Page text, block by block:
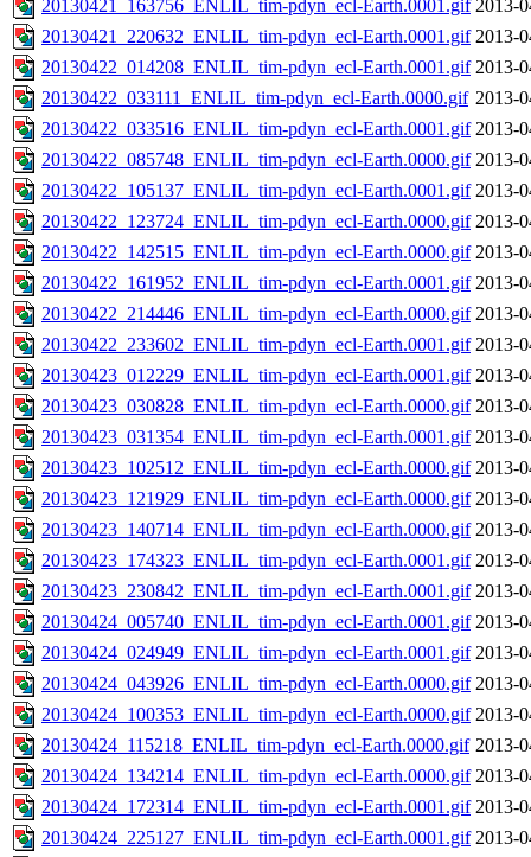
20130421_163756_ENLIL_tim-pdyn_ecl-Earth.0001.gif 2013-
20130421_220632_ENLIL_tim-pdyn_ecl-Earth.0001.gif 2013-
20130422_014208_ENLIL_tim-pdyn_ecl-Earth.0001.gif 2013-
20130422_033111_ENLIL_tim-pdyn_ecl-Earth.0000.gif 2013-
20130422_033516_ENLIL_tim-pdyn_ecl-Earth.0001.gif 2013-
20130422_085748_ENLIL_tim-pdyn_ecl-Earth.0000.gif 2013-
20130422_105137_ENLIL_tim-pdyn_ecl-Earth.0001.gif 2013-
20130422_123724_ENLIL_tim-pdyn_ecl-Earth.0000.gif 2013-
20130422_142515_ENLIL_tim-pdyn_ecl-Earth.0000.gif 2013-
20130422_161952_ENLIL_tim-pdyn_ecl-Earth.0001.gif 2013-
20130422_214446_ENLIL_tim-pdyn_ecl-Earth.0000.gif 2013-
20130422_233602_ENLIL_tim-pdyn_ecl-Earth.0001.gif 2013-
20130423_012229_ENLIL_tim-pdyn_ecl-Earth.0001.gif 2013-
20130423_030828_ENLIL_tim-pdyn_ecl-Earth.0000.gif 2013-
20130423_031354_ENLIL_tim-pdyn_ecl-Earth.0001.gif 2013-
20130423_102512_ENLIL_tim-pdyn_ecl-Earth.0000.gif 2013-
20130423_121929_ENLIL_tim-pdyn_ecl-Earth.0000.gif 2013-
20130423_140714_ENLIL_tim-pdyn_ecl-Earth.0000.gif 2013-
20130423_174323_ENLIL_tim-pdyn_ecl-Earth.0001.gif 2013-
20130423_230842_ENLIL_tim-pdyn_ecl-Earth.0001.gif 2013-
20130424_005740_ENLIL_tim-pdyn_ecl-Earth.0001.gif 2013-
20130424_024949_ENLIL_tim-pdyn_ecl-Earth.0001.gif 2013-
20130424_043926_ENLIL_tim-pdyn_ecl-Earth.0000.gif 2013-
20130424_100353_ENLIL_tim-pdyn_ecl-Earth.0000.gif 2013-
20130424_115218_ENLIL_tim-pdyn_ecl-Earth.0000.gif 2013-
20130424_134214_ENLIL_tim-pdyn_ecl-Earth.0000.gif 2013-
20130424_172314_ENLIL_tim-pdyn_ecl-Earth.0001.gif 2013-
20130424_225127_ENLIL_tim-pdyn_ecl-Earth.0001.gif 2013-